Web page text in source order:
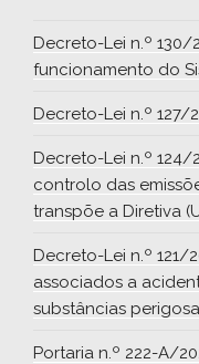
Decreto-Lei n.º
funcionamento do
Decreto-Lei n.º
Decreto-Lei n.º
controlo das
transpõe a Diretiva
Decreto-Lei n.º
associados a
substâncias
Portaria n.º 222-A/